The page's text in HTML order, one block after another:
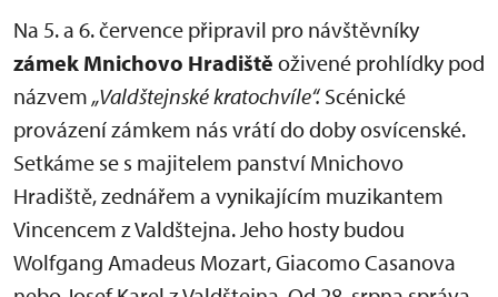
Na 5. a 6. července připravil pro návštěvníky
zámek Mnichovo Hradiště oživené prohlídky pod
názvem „Valdštejnské kratochvíle“. Scénické
provázení zámkem nás vrátí do doby osvícenské.
Setkáme se s majitelem panství Mnichovo
Hradiště, zednářem a vynikajícím muzikantem
Vincencem z Valdštejna. Jeho hosty budou
Wolfgang Amadeus Mozart, Giacomo Casanova